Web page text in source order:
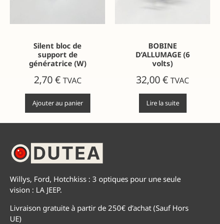
Silent bloc de
support de
génératrice (W)
2,70€ TVAC
Ajouter au panier
BOBINE
D’ALLUMAGE (6
volts)
32,00€ TVAC
Lire la suite
Willys, Ford, Hotchkiss : 3 optiques pour une seule
vision : LA JEEP.
Livraison gratuite à partir de 250€ d’achat (Sauf Hors
UE)